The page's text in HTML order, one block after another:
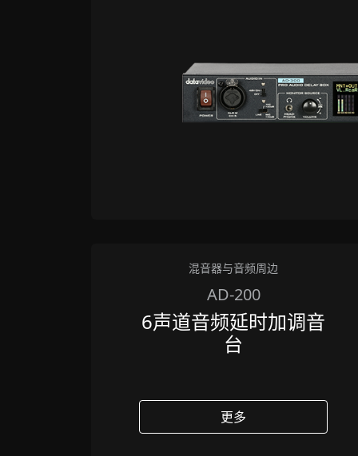
混音器与音频周边
AD-200
6声道音频延时加调音
台
更多